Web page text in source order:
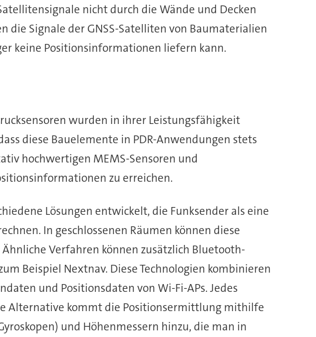
nicht durch die Wände und Decken
die Signale der GNSS-Satelliten von Baumaterialien
keine Positionsinformationen liefern kann.
wurden in ihrer Leistungsfähigkeit
diese Bauelemente in PDR-Anwendungen stets
hochwertigen MEMS-Sensoren und
zu erreichen.
Lösungen entwickelt, die Funksender als eine
In geschlossenen Räumen können diese
Verfahren können zusätzlich Bluetooth-
Beispiel Nextnav. Diese Technologien kombinieren
und Positionsdaten von Wi-Fi-APs. Jedes
Alternative kommt die Positionsermittlung mithilfe
und Höhenmessern hinzu, die man in